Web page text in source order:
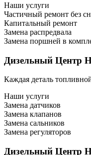
Наши услуги
Частичный ремонт без
Капитальный ремонт
Замена распредвала
Замена поршней в
Дизельный Центр
Каждая деталь
Наши услуги
Замена датчиков
Замена клапанов
Замена сальников
Замена регуляторов
Дизельный Центр